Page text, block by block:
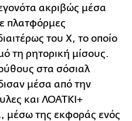
ακριβώς μέσα
πλατφόρμες
του X, το οποίο
τη ρητορική μίσους.
στα σόσιαλ
μέσα από την
και ΛΟΑΤΚΙ+
μέσω της εκφοράς ενός